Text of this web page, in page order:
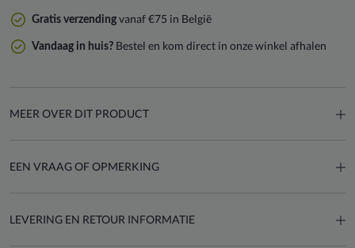
Gratis verzending vanaf €75 in België
Vandaag in huis? Bestel en kom direct in onze winkel afhalen
MEER OVER DIT PRODUCT
EEN VRAAG OF OPMERKING
LEVERING EN RETOUR INFORMATIE